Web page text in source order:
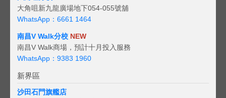
大角咀新九龍廣場地下054-055號舖
WhatsApp：6661 1464
南昌V Walk分校 NEW
南昌V Walk商場，預計十月投入服務
WhatsApp：9383 1960
新界區
沙田石門旗艦店